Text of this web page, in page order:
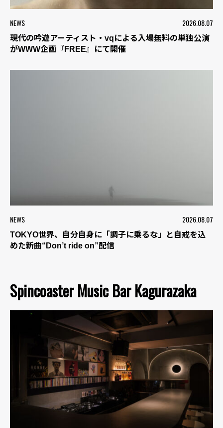
NEWS 2026.08.07
現代の吟遊アーティスト・vqによる入場無料の単独公演
がWWW企画『FREE』にて開催
NEWS 2026.08.07
TOKYO世界、自分自身に「調子に乗るな」と自戒を込
めた新曲“Don’t ride on”配信
Spincoaster Music Bar Kagurazaka